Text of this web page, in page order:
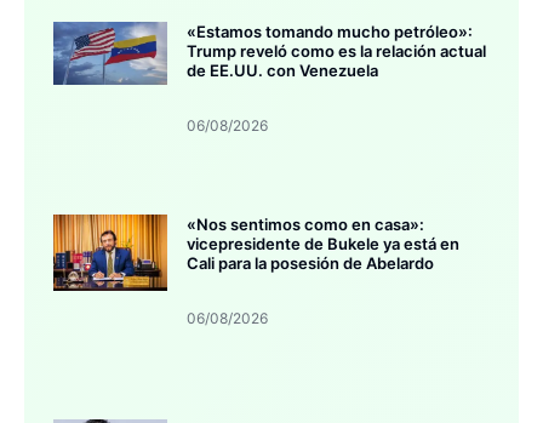
«Estamos tomando mucho petróleo»:
Trump reveló como es la relación actual
de EE.UU. con Venezuela
06/08/2026
«Nos sentimos como en casa»:
vicepresidente de Bukele ya está en
Cali para la posesión de Abelardo
06/08/2026